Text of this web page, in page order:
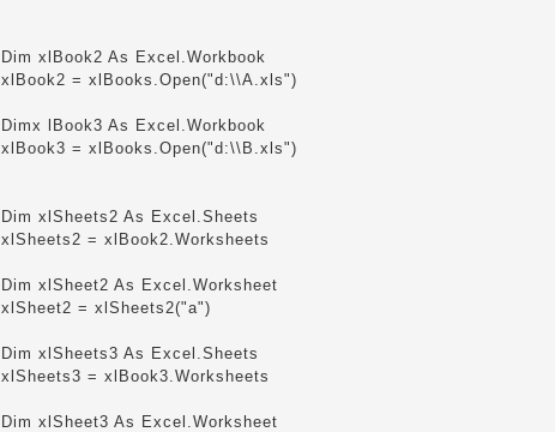
Dim xlBook2 As Excel.Workbook
xlBook2 = xlBooks.Open("d:\\A.xls")
Dimx lBook3 As Excel.Workbook
xlBook3 = xlBooks.Open("d:\\B.xls")
Dim xlSheets2 As Excel.Sheets
xlSheets2 = xlBook2.Worksheets
Dim xlSheet2 As Excel.Worksheet
xlSheet2 = xlSheets2("a")
Dim xlSheets3 As Excel.Sheets
xlSheets3 = xlBook3.Worksheets
Dim xlSheet3 As Excel.Worksheet